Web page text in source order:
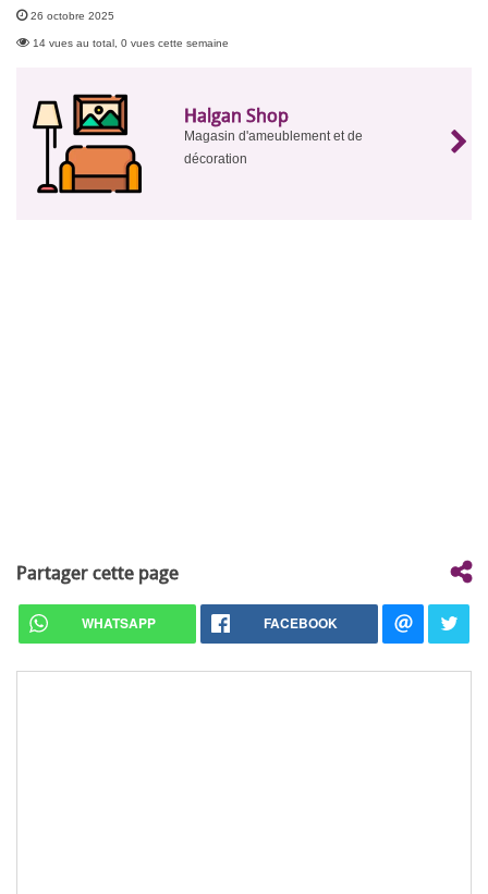
26 octobre 2025
14 vues au total, 0 vues cette semaine
Halgan Shop
Magasin d'ameublement et de
décoration
Partager cette page
WHATSAPP FACEBOOK